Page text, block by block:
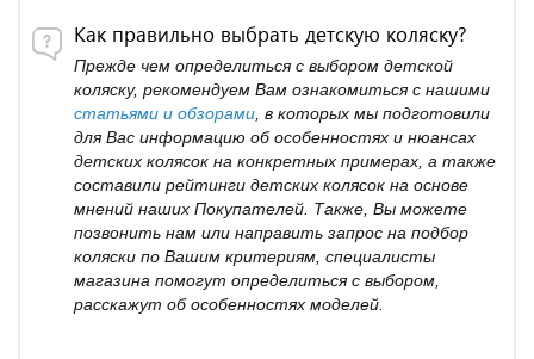
Как правильно выбрать детскую коляску?
Прежде чем определиться с выбором детской
коляску, рекомендуем Вам ознакомиться с нашими
статьями и обзорами , в которых мы подготовили
для Вас информацию об особенностях и нюансах
детских колясок на конкретных примерах, а также
составили рейтинги детских колясок на основе
мнений наших Покупателей. Также, Вы можете
позвонить нам или направить запрос на подбор
коляски по Вашим критериям, специалисты
магазина помогут определиться с выбором,
расскажут об особенностях моделей.